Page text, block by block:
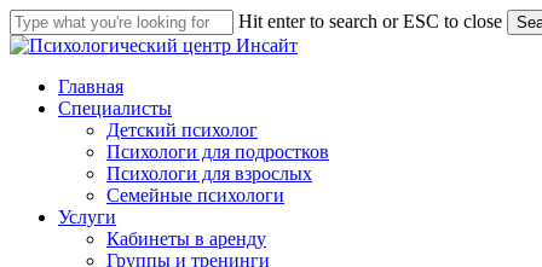
Skip
to
content
Hit enter to search or ESC to close
Close
Menu
Главная
Специалисты
Детский психолог
Психологи для подростков
Психологи для взрослых
Семейные психологи
Услуги
Кабинеты в аренду
Группы и тренинги